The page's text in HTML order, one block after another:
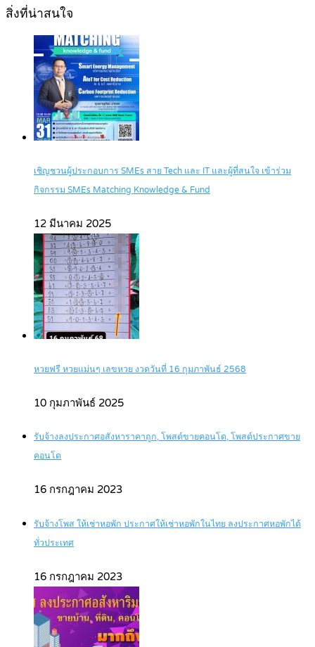
สิ่งที่น่าสนใจ
เชิญชวนผู้ประกอบการ SMEs สาย Tech และ IT และผู้ที่สนใจ เข้าร่วม
กิจกรรม SMEs Matching Knowledge & Fund
12 มีนาคม 2025
หวยฟรี หวยแม่นๆ เลขหวย งวดวันที่ 16 กุมภาพันธ์ 2568
10 กุมภาพันธ์ 2025
รับจ้างลงประกาศอสังหาราคาถูก, โพสต์ขายคอนโด, โพสต์ประกาศขาย
คอนโด
16 กรกฎาคม 2023
รับจ้างโพส ให้เช่าหอพัก ประกาศให้เช่าหอพักในไทย ลงประกาศหอพักได้
ทั่วประเทศ
16 กรกฎาคม 2023